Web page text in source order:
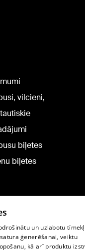
vilcieni,
biļetes
biļetes
un uzlabotu
ģenerēšanai, veiktu
kā arī produktu